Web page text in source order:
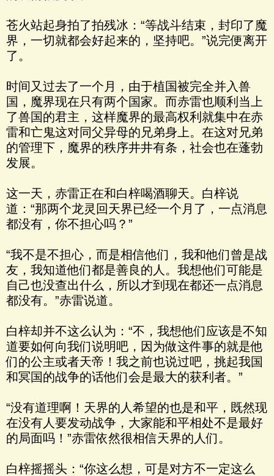
苍火站起身拍了拍残冰：“等战斗结束，封印了魔
界，一切就都会好起来的，坚持吧。”说完便离开
了。
时间又过去了一个月，由于植国被完全并入兽
国，魔界现在只有两个国家。而赤雷也顺利当上
了兽国的君主，这样魔界的最高权利就集中在赤
雷和亡鬼这对同父异母的兄弟身上。在这对兄弟
的管理下，魔界的秩序井井有条，社会也在蓬勃
发展。
这一天，赤雷正在和白梓喝酒聊天。白梓说
道：“那两个龙灵回天界已经一个月了，一点消息
都没有，你不担心吗？”
“我不是不担心，而是相信他们，我和他们曾是战
友，我知道他们都是善良的人。我想他们可能是
自己也没查出什么，所以才到现在都还一点消息
都没有。”赤雷说道。
白梓却并不这么认为：“不，我想他们应该是不知
道要如何向我们说明吧，因为做这件事的就是他
们的公主或者天帝！我之前也说过吧，挑起我国
和冥国的战争的话他们会是最大的获利者。”
“没有道理啊！天界的人希望的也是和平，既然现
在没有人要发动战争，大家能和平相处不是最好
的局面吗！”赤雷依然很相信天界的人们。
白梓摇摇头：“你这么想，可是对方不一定这么